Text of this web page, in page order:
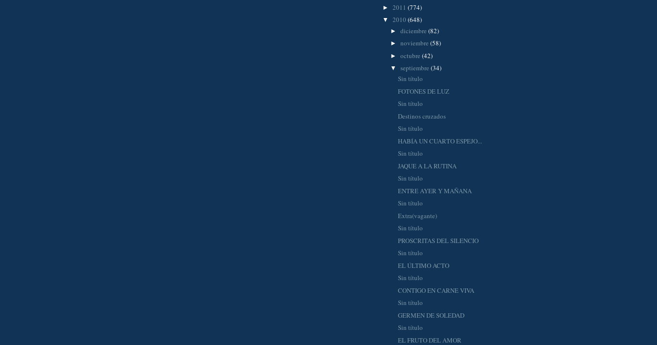
► 2011 (774)
▼ 2010 (648)
► diciembre (82)
► noviembre (58)
► octubre (42)
▼ septiembre (34)
Sin título
FOTONES DE LUZ
Sin título
Destinos cruzados
Sin título
HABÍA UN CUARTO ESPEJO...
Sin título
JAQUE A LA RUTINA
Sin título
ENTRE AYER Y MAÑANA
Sin título
Extra(vagante)
Sin título
PROSCRITAS DEL SILENCIO
Sin título
EL ÚLTIMO ACTO
Sin título
CONTIGO EN CARNE VIVA
Sin título
GERMEN DE SOLEDAD
Sin título
EL FRUTO DEL AMOR